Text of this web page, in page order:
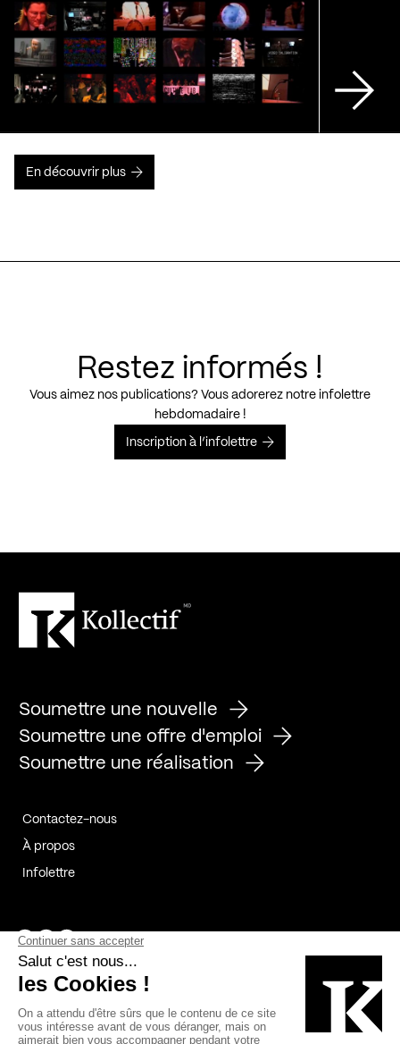
En découvrir plus
Restez informés !
Vous aimez nos publications? Vous adorerez notre infolettre
hebdomadaire !
Inscription à l’infolettre
Soumettre une nouvelle
Soumettre une offre d'emploi
Soumettre une réalisation
Contactez-nous
À propos
Infolettre
Page Facebook de Kollectif
Page Instagram de Kollectif
Page Linkedin de Kollectif